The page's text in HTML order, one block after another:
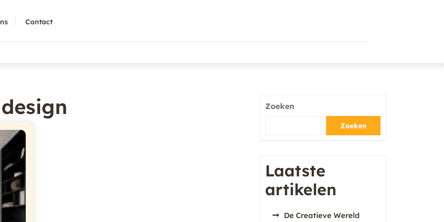
Contact
Zoeken
Zoeken
Laatste
artikelen
De Creatieve Wereld